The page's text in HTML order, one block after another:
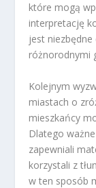
które mogą
interpretację
jest
różnorodnymi
Kolejnym
miastach o
mieszkańcy
Dlatego
zapewniali
korzystali z
w ten sposób